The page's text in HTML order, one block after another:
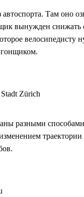
Там оно
вынужден
велосипедисту
Zürich
разными